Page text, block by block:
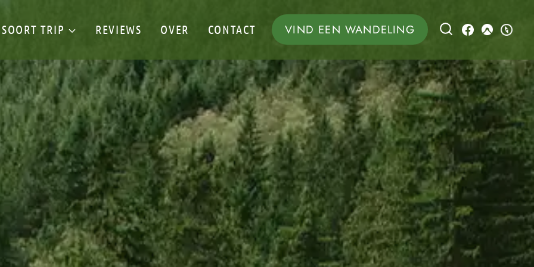
SOORT TRIP REVIEWS OVER CONTACT VIND EEN WANDELING LEARN